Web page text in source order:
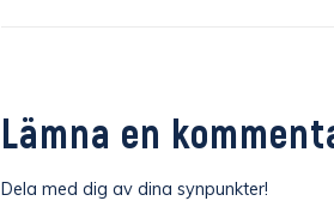
Lämna en
Dela med dig av dina synpunkter!